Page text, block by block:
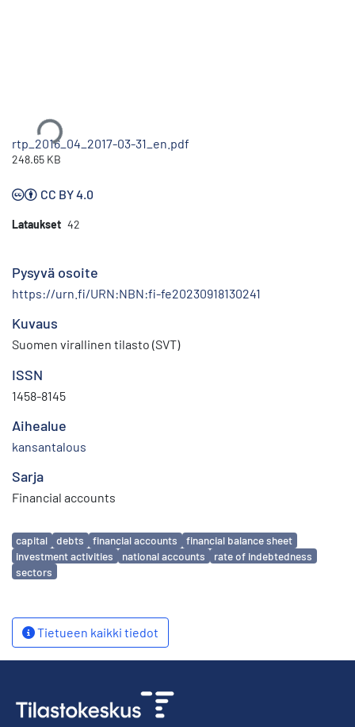
rtp_2016_04_2017-03-31_en.pdf
248.65 KB
CC BY 4.0
Lataukset 42
Pysyvä osoite
https://urn.fi/URN:NBN:fi-fe20230918130241
Kuvaus
Suomen virallinen tilasto (SVT)
ISSN
1458-8145
Aihealue
kansantalous
Sarja
Financial accounts
Avainsanat
capital debts financial accounts
financial balance sheet
investment activities
national accounts
rate of indebtedness
sectors
Tietueen kaikki tiedot